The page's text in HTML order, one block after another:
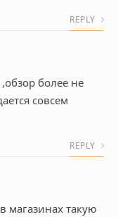
REPLY
более не
совсем
REPLY
магазинах такую